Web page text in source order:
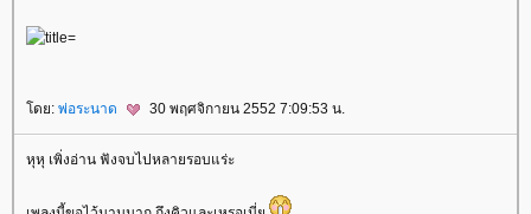
ดย: พ่อระนาด 30 พฤศจิกายน 2552 7:09:53 น.
หุหุ เพิ่งอ่าน ฟังจบไปหลายรอบแร่ะ